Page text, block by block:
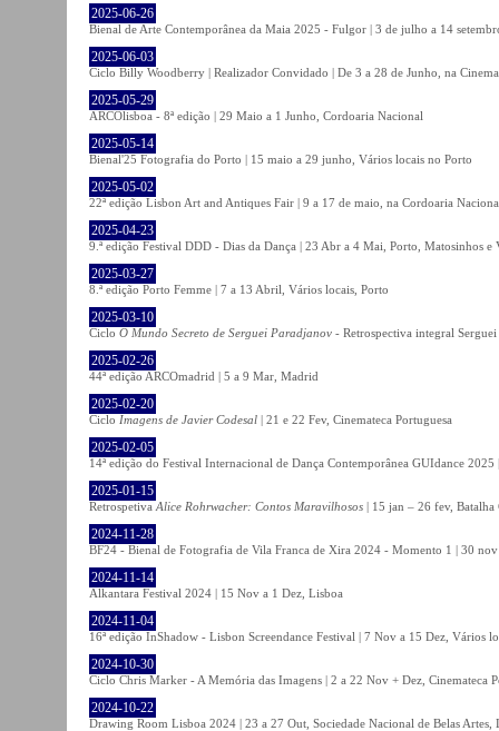
2025-06-26
Bienal de Arte Contemporânea da Maia 2025 - Fulgor | 3 de julho a 14
2025-06-03
Ciclo Billy Woodberry | Realizador Convidado | De 3 a 28 de Junho, na
2025-05-29
ARCOlisboa - 8ª edição | 29 Maio a 1 Junho, Cordoaria Nacional
2025-05-14
Bienal'25 Fotografia do Porto | 15 maio a 29 junho, Vários locais no Porto
2025-05-02
22ª edição Lisbon Art and Antiques Fair | 9 a 17 de maio, na Cordoaria
2025-04-23
9.ª edição Festival DDD - Dias da Dança | 23 Abr a 4 Mai, Porto, Matosinhos e
2025-03-27
8.ª edição Porto Femme | 7 a 13 Abril, Vários locais, Porto
2025-03-10
Ciclo O Mundo Secreto de Serguei Paradjanov - Retrospectiva integral
2025-02-26
44ª edição ARCOmadrid | 5 a 9 Mar, Madrid
2025-02-20
Ciclo Imagens de Javier Codesal | 21 e 22 Fev, Cinemateca Portuguesa
2025-02-05
14ª edição do Festival Internacional de Dança Contemporânea GUIdance 2025
2025-01-15
Retrospetiva Alice Rohrwacher: Contos Maravilhosos | 15 jan – 26 fev, Batalha
2024-11-28
BF24 - Bienal de Fotografia de Vila Franca de Xira 2024 - Momento 1 | 30
2024-11-14
Alkantara Festival 2024 | 15 Nov a 1 Dez, Lisboa
2024-11-04
16ª edição InShadow - Lisbon Screendance Festival | 7 Nov a 15 Dez, Vários
2024-10-30
Ciclo Chris Marker - A Memória das Imagens | 2 a 22 Nov + Dez, Cinemateca
2024-10-22
Drawing Room Lisboa 2024 | 23 a 27 Out, Sociedade Nacional de Belas Artes,